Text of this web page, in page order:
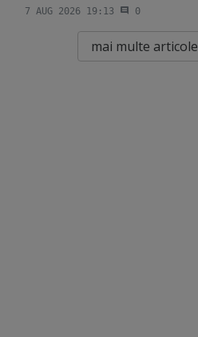
7 AUG 2026 19:13 0
mai multe articole